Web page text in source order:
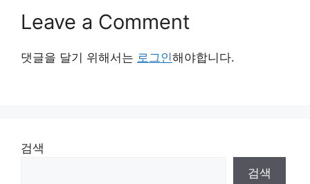
Leave a Comment
댓글을 달기 위해서는 로그인해야합니다.
검색
검색